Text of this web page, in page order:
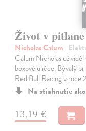
Život v pitlane
Nicholas Calum |
Calum Nicholas už
boxové uličce. Bývalý
Red Bull Racing v roce
Na stiahnutie ako
13,19 €